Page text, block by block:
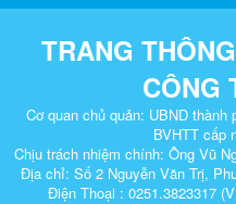
TRANG
CÔNG
Cơ quan chủ quản: UBND
BVHTT cấp
Chịu trách nhiệm chính: Ông Vũ
Địa chỉ: Số 2 Nguyễn Văn Trị,
Điện Thoại : 0251.3823317